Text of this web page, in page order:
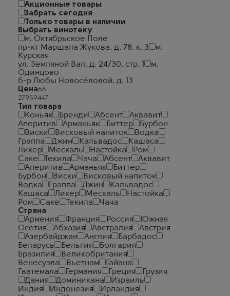
Акционные товары
Забрать сегодня
Только товары в наличии
Выбрать винотеку
м. Октябрьское Поле
пр-кт Маршала Жукова. д. 78. к. 3
м.
Курская
ул. Земляной Вал. д. 24/30. стр. 1
м.
Одинцово
б-р Любы Новосёловой. д. 13
Цена
Тип товара
Коньяк
Бренди Абсент
Аквавит
Аперитив
Арманьяк Биттер
Бурбон
Виски
Висковый напиток
Водка
Граппа
Джин Кальвадос
Кашаса
Ликер
Мескаль Настойка
Ром
Саке
Текила Чача Абсент
Аквавит
Аперитив
Арманьяк
Биттер
Бурбон
Виски
Висковый напиток
Водка
Граппа Джин
Кальвадос
Кашаса
Ликер Мескаль
Настойка
Ром
Саке Текила
Чача
Страна
Армения
Франция Россия
Южная
Осетия
Абхазия Австралия
Австрия
Азербайджан
Англия
Барбадос
Беларусь
Бельгия
Болгария
Бразилия
Великобритания
Венесуэла
Вьетнам
Гайана
Гватемала
Германия Греция
Грузия
Дания
Доминикана
Израиль
Индия
Индонезия
Ирландия